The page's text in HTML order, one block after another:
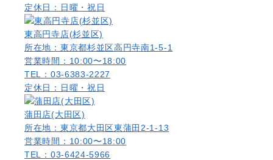
定休日：日曜・祝日
東高円寺店(杉並区)
所在地：東京都杉並区高円寺南1-5-1
営業時間：10:00〜18:00
TEL：03-6383-2227
定休日：日曜・祝日
蒲田店(大田区)
所在地：東京都大田区東蒲田2-1-13
営業時間：10:00〜18:00
TEL：03-6424-5966